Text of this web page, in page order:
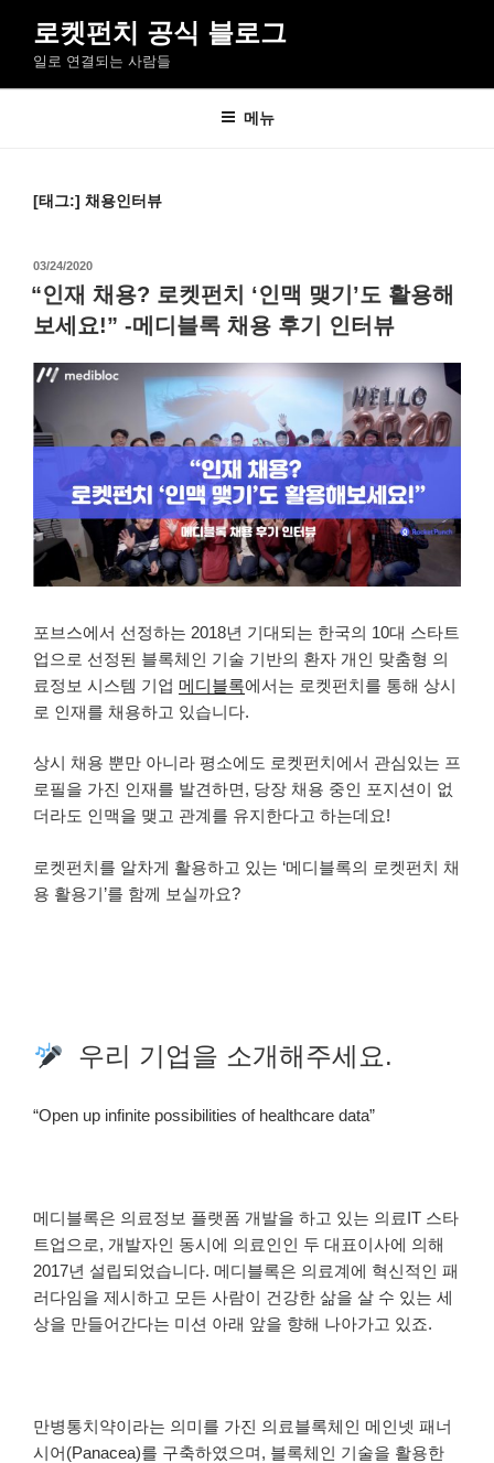
로
로켓펀치 공식 블로그
일로 연결되는 사람들
메뉴
[태그:] 채용인터뷰
작
성
자
03/24/2020
“인재 채용? 로켓펀치 ‘인맥 맺기’도 활용해
보세요!” -메디블록 채용 후기 인터뷰
포브스에서 선정하는 2018년 기대되는 한국의 10대 스타트
업으로 선정된 블록체인 기술 기반의 환자 개인 맞춤형 의
료정보 시스템 기업 메디블록에서는 로켓펀치를 통해 상시
로 인재를 채용하고 있습니다.
상시 채용 뿐만 아니라 평소에도 로켓펀치에서 관심있는 프
로필을 가진 인재를 발견하면, 당장 채용 중인 포지션이 없
더라도 인맥을 맺고 관계를 유지한다고 하는데요!
로켓펀치를 알차게 활용하고 있는 ‘메디블록의 로켓펀치 채
용 활용기’를 함께 보실까요?
우리 기업을 소개해주세요.
“Open up infinite possibilities of healthcare data”
메디블록은 의료정보 플랫폼 개발을 하고 있는 의료IT 스타
트업으로, 개발자인 동시에 의료인인 두 대표이사에 의해
2017년 설립되었습니다. 메디블록은 의료계에 혁신적인 패
러다임을 제시하고 모든 사람이 건강한 삶을 살 수 있는 세
상을 만들어간다는 미션 아래 앞을 향해 나아가고 있죠.
만병통치약이라는 의미를 가진 의료블록체인 메인넷 패너
시어(Panacea)를 구축하였으며, 블록체인 기술을 활용한